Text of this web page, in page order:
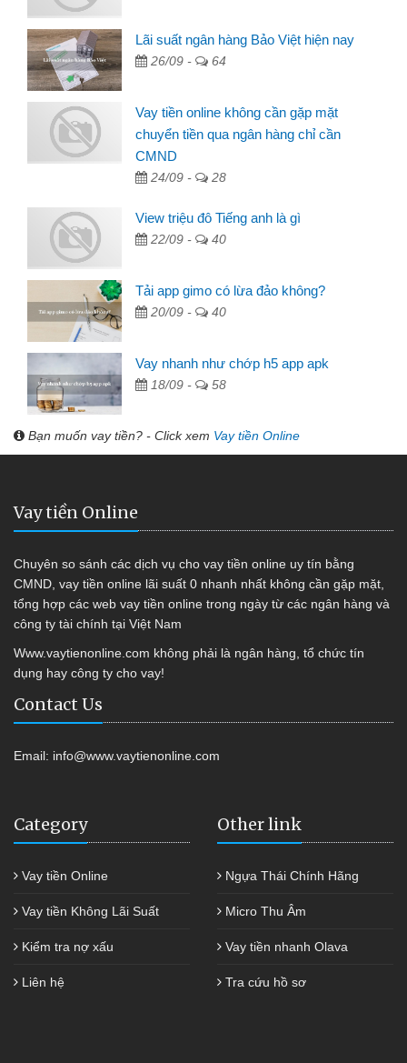
Lãi suất ngân hàng Bảo Việt hiện nay
26/09 - 64
Vay tiền online không cần gặp mặt
chuyển tiền qua ngân hàng chỉ cần
CMND
24/09 - 28
View triệu đô Tiếng anh là gì
22/09 - 40
Tải app gimo có lừa đảo không?
20/09 - 40
Vay nhanh như chớp h5 app apk
18/09 - 58
Bạn muốn vay tiền? - Click xem Vay tiền Online
Vay tiền Online
Chuyên so sánh các dịch vụ cho vay tiền online uy tín bằng
CMND, vay tiền online lãi suất 0 nhanh nhất không cần gặp mặt,
tổng hợp các web vay tiền online trong ngày từ các ngân hàng và
công ty tài chính tại Việt Nam
Www.vaytienonline.com không phải là ngân hàng, tổ chức tín
dụng hay công ty cho vay!
Contact Us
Email: info@www.vaytienonline.com
Category
Vay tiền Online
Vay tiền Không Lãi Suất
Kiểm tra nợ xấu
Liên hệ
Other link
Ngựa Thái Chính Hãng
Micro Thu Âm
Vay tiền nhanh Olava
Tra cứu hồ sơ